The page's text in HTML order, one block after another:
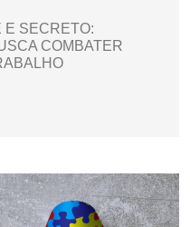
E SECRETO:
COMBATER